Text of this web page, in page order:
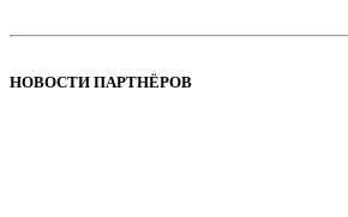
НОВОСТИ ПАРТНЁРОВ